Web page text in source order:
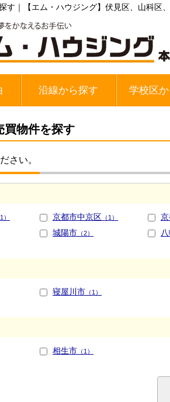
す｜【エム・ハウジング】伏見区、山科区
沿線から探す 学校区
買物件を探す
さい。
） 京都市中京区 （1）
城陽市 （2）
寝屋川市 （1）
相生市 （1）